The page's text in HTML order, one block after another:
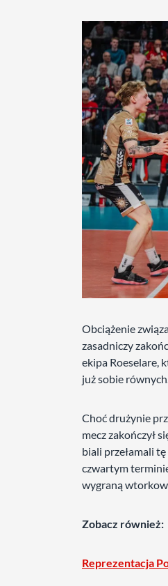
Obciążenie
zasadniczy
ekipa Roeselare,
już sobie
Choć drużynie
mecz zakończył
biali przełamali
czwartym
wygraną
Zobacz również:
Reprezentacja